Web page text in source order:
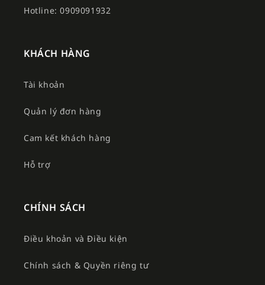
Hotline: 0909091932
KHÁCH HÀNG
Tài khoản
Quản lý đơn hàng
Cam kết khách hàng
Hỗ trợ
CHÍNH SÁCH
Điều khoản và Điều kiện
Chính sách & Quyền riêng tư